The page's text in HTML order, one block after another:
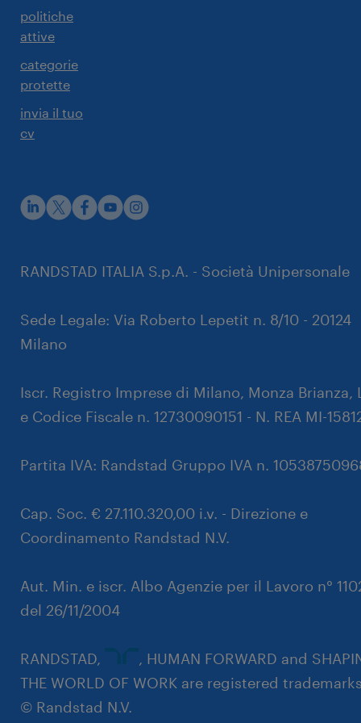
politiche
attive
categorie
protette
invia il tuo
cv
RANDSTAD ITALIA S.p.A. - Società Unipersonale
Sede Legale: Via Roberto Lepetit n. 8/10 - 20124
Milano
Iscr. Registro Imprese di Milano, Monza Brianza,
e Codice Fiscale n. 12730090151 - N. REA MI-
Partita IVA: Randstad Gruppo IVA n.
Cap. Soc. € 27.110.320,00 i.v. - Direzione e
Coordinamento Randstad N.V.
Aut. Min. e iscr. Albo Agenzie per il Lavoro n°
del 26/11/2004
RANDSTAD,
, HUMAN FORWARD and
THE WORLD OF WORK are registered
© Randstad N.V.